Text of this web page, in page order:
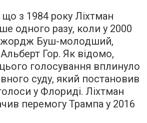
що з 1984 року Ліхтман
одного разу, коли у 2000
Буш-молодший,
Гор. Як відомо,
голосування вплинуло
суду, який постановив
у Флориді. Ліхтман
перемогу Трампа у 2016